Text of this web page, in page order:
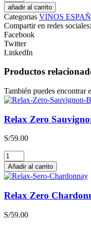
GIN
Destilado
Americano
cantidad
añadir al carrito
Categorias VINOS
Compartir en redes sociales:
Facebook
Twitter
LinkedIn
Productos
También puedes encontrar
Relax Zero
S/59.00
Relax
Zero
Sauvignon
Blanc
cantidad
Añadir al carrito
Relax Zero
S/59.00